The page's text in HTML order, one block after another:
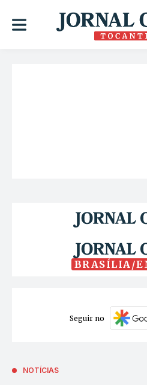
BRASÍLIA/
Seguir no
NOTÍCIAS